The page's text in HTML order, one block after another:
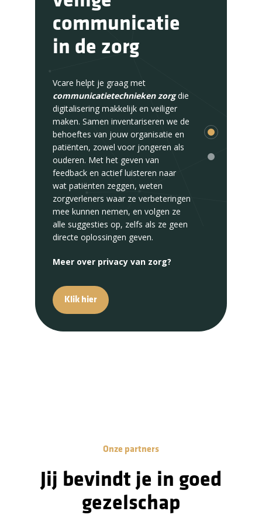
communicatie
in de zorg
Vcare helpt je graag met
communicatietechnieken zorgdie
digitalisering makkelijk en veiliger
maken. Samen inventariseren we de
behoeftes van jouw organisatie en
patiënten, zowel voor jongeren als
ouderen. Met het geven van
feedback en actief luisteren naar
wat patiënten zeggen, weten
zorgverleners waar ze verbeteringen
mee kunnen nemen, en volgen ze
alle suggesties op, zelfs als ze geen
directe oplossingen geven.
Meer over privacy van zorg?
Klik hier
communicatie
in de zorg
verbeteren
Bij Vcare begrijpen we dat elke cliënt
unieke behoeften heeft als het gaat
om communicatie. Daarom maken
we op maat gemaakte oplossingen
die niet alleen efficiënt zijn, maar
ook intuïtief in gebruik. Met onze
technologie kan de cliënt zelf kiezen
hoe hij wil communiceren en welke
informatie hij wil ontvangen. Dit
biedt een nieuw niveau van
transparantie en gemak in de zorg.
Bovendien kun je altijd iets nieuws
innovatieve manieren om de
zorg verbeteren
Goede zorg voor iedereen?
Onze partners
Jij bevindt je in goed
gezelschap